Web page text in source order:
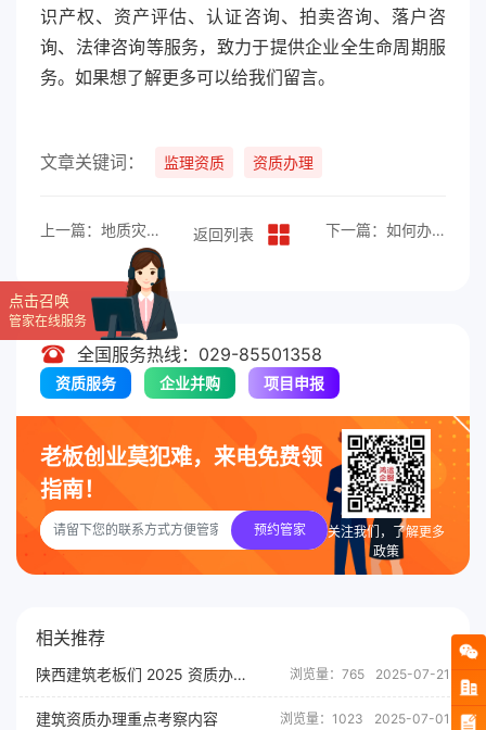
识产权、资产评估、认证咨询、拍卖咨询、落户咨
询、法律咨询等服务，致力于提供企业全生命周期服
务。如果想了解更多可以给我们留言。
文章关键词： 监理资质 资质办理
上一篇：地质灾害治理工程施工资质的办理流程 返回列表 下一篇：如何办理工程勘察综合甲级资质？
全国服务热线：029-85501358
资质服务 企业并购 项目申报
老板创业莫犯难，来电免费领
指南！
预约管家
关注我们，了解更多
政策
相关推荐
陕西建筑老板们 2025 资质办理避坑 浏览量：765 2025-07-21
建筑资质办理重点考察内容 浏览量：1023 2025-07-01
点击召唤
管家在线服务